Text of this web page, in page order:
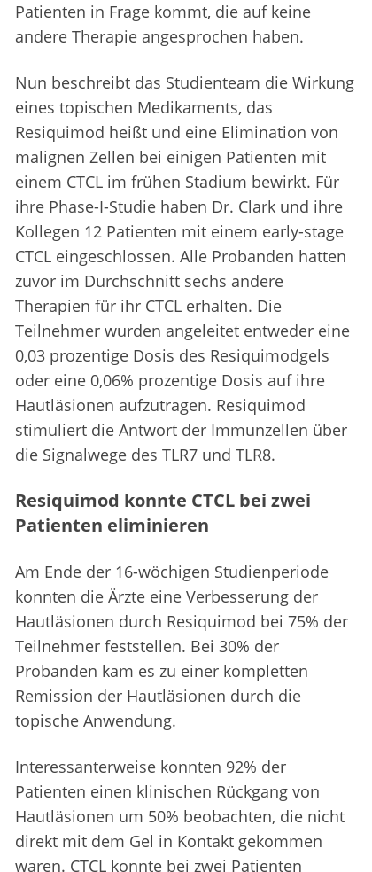
Patienten in Frage kommt, die auf keine
andere Therapie angesprochen haben.
Nun beschreibt das Studienteam die Wirkung
eines topischen Medikaments, das
Resiquimod heißt und eine Elimination von
malignen Zellen bei einigen Patienten mit
einem CTCL im frühen Stadium bewirkt. Für
ihre Phase-I-Studie haben Dr. Clark und ihre
Kollegen 12 Patienten mit einem early-stage
CTCL eingeschlossen. Alle Probanden hatten
zuvor im Durchschnitt sechs andere
Therapien für ihr CTCL erhalten. Die
Teilnehmer wurden angeleitet entweder eine
0,03 prozentige Dosis des Resiquimodgels
oder eine 0,06% prozentige Dosis auf ihre
Hautläsionen aufzutragen. Resiquimod
stimuliert die Antwort der Immunzellen über
die Signalwege des TLR7 und TLR8.
Resiquimod konnte CTCL bei zwei
Patienten eliminieren
Am Ende der 16-wöchigen Studienperiode
konnten die Ärzte eine Verbesserung der
Hautläsionen durch Resiquimod bei 75% der
Teilnehmer feststellen. Bei 30% der
Probanden kam es zu einer kompletten
Remission der Hautläsionen durch die
topische Anwendung.
Interessanterweise konnten 92% der
Patienten einen klinischen Rückgang von
Hautläsionen um 50% beobachten, die nicht
direkt mit dem Gel in Kontakt gekommen
waren. CTCL konnte bei zwei Patienten